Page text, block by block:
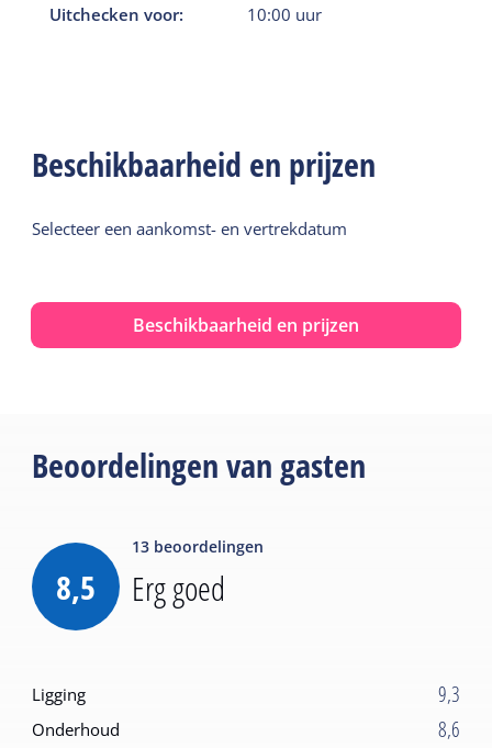
Uitchecken voor:
10:00 uur
Beschikbaarheid en prijzen
Selecteer een aankomst- en vertrekdatum
Beschikbaarheid en prijzen
Beoordelingen van gasten
8,5
13 beoordelingen
Erg goed
Ligging 9,3
Onderhoud 8,6